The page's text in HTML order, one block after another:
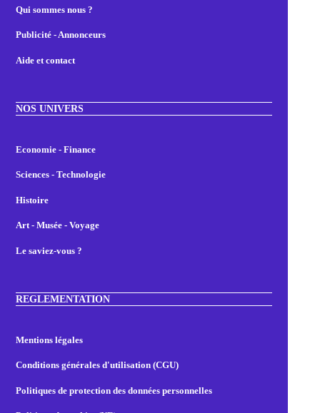
Qui sommes nous ?
Publicité - Annonceurs
Aide et contact
NOS UNIVERS
Economie - Finance
Sciences - Technologie
Histoire
Art - Musée - Voyage
Le saviez-vous ?
REGLEMENTATION
Mentions légales
Conditions générales d'utilisation (CGU)
Politiques de protection des données personnelles